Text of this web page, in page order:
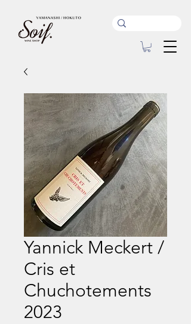
Yannick Meckert /
Cris et
Chuchotements
2023